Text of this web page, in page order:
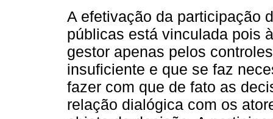
A efetivação da participação
públicas está vinculada pois
gestor apenas pelos
insuficiente e que se faz
fazer com que de fato as
relação dialógica com os